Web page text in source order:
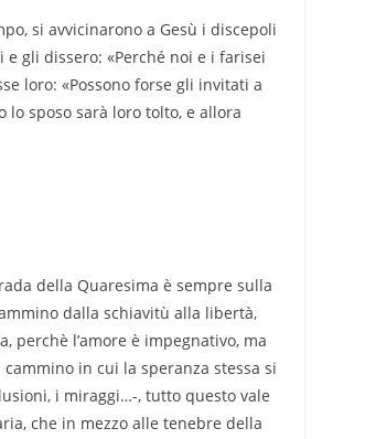
si avvicinarono a Gesù i discepoli
e gli dissero: «Perché noi e i farisei
loro: «Possono forse gli invitati a
lo sposo sarà loro tolto, e allora
della Quaresima è sempre sulla
dalla schiavitù alla libertà,
perchè l’amore è impegnativo, ma
in cui la speranza stessa si
i miraggi…-, tutto questo vale
che in mezzo alle tenebre della